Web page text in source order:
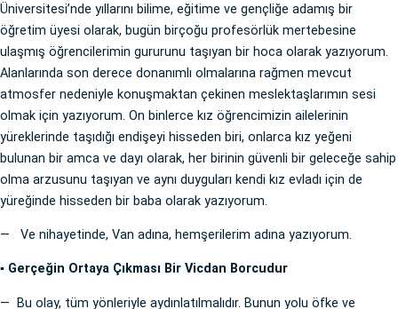
Üniversitesi’nde yıllarını bilime, eğitime ve gençliğe adamış bir
öğretim üyesi olarak, bugün birçoğu profesörlük mertebesine
ulaşmış öğrencilerimin gururunu taşıyan bir hoca olarak yazıyorum.
Alanlarında son derece donanımlı olmalarına rağmen mevcut
atmosfer nedeniyle konuşmaktan çekinen meslektaşlarımın sesi
olmak için yazıyorum. On binlerce kız öğrencimizin ailelerinin
yüreklerinde taşıdığı endişeyi hisseden biri, onlarca kız yeğeni
bulunan bir amca ve dayı olarak, her birinin güvenli bir geleceğe sahip
olma arzusunu taşıyan ve aynı duyguları kendi kız evladı için de
yüreğinde hisseden bir baba olarak yazıyorum.
— Ve nihayetinde, Van adına, hemşerilerim adına yazıyorum.
▪️ Gerçeğin Ortaya Çıkması Bir Vicdan Borcudur
— Bu olay, tüm yönleriyle aydınlatılmalıdır. Bunun yolu öfke ve